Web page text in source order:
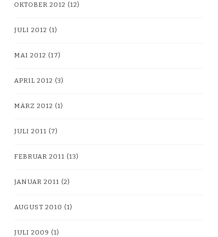
OKTOBER 2012 (12)
JULI 2012 (1)
MAI 2012 (17)
APRIL 2012 (3)
MÄRZ 2012 (1)
JULI 2011 (7)
FEBRUAR 2011 (13)
JANUAR 2011 (2)
AUGUST 2010 (1)
JULI 2009 (1)